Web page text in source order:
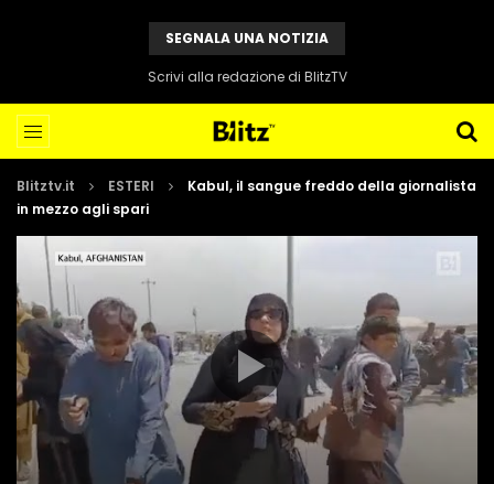
SEGNALA UNA NOTIZIA
Scrivi alla redazione di BlitzTV
Blitztv.it ESTERI
Kabul, il sangue freddo della giornalista
in mezzo agli spari